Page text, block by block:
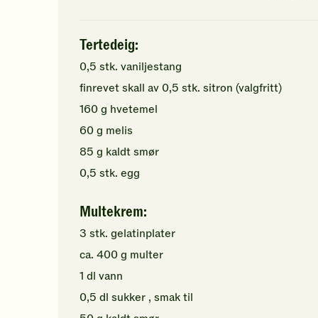
Tertedeig:
0,5 stk. vaniljestang
finrevet skall av 0,5 stk. sitron (valgfritt)
160g hvetemel
60g melis
85 g kaldtsmør
0,5 stk. egg
Multekrem:
3 stk. gelatinplater
ca. 400g multer
1 dl vann
0,5 dl sukker , smak til